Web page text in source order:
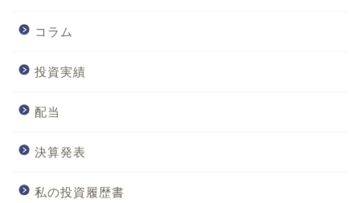
コラム
投資実績
配当
決算発表
私の投資履歴書